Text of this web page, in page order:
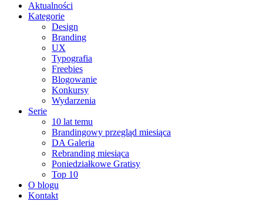
Aktualności
Kategorie
Design
Branding
UX
Typografia
Freebies
Blogowanie
Konkursy
Wydarzenia
Serie
10 lat temu
Brandingowy przegląd miesiąca
DA Galeria
Rebranding miesiąca
Poniedziałkowe Gratisy
Top 10
O blogu
Kontakt